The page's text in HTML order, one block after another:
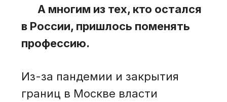
А многим из тех, кто остался
в России, пришлось поменять
профессию.
Из-за пандемии и закрытия
границ в Москве власти